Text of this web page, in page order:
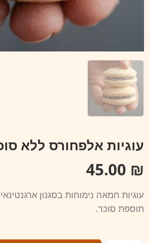
עוגיות אלפחורס ללא
₪
עוגיות חמאה נימוחות בסגנון
תוספת סוכר.